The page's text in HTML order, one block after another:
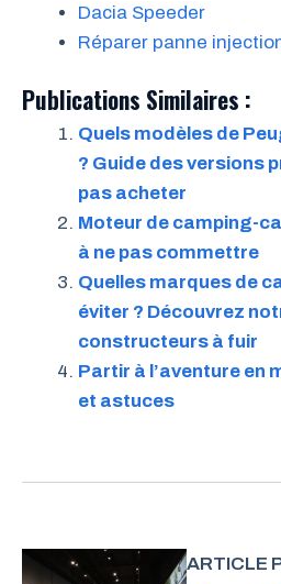
Dacia Speeder
Réparer panne
Publications Similaires :
Quels modèles de
? Guide des versions
pas acheter
Moteur de camping-
à ne pas commettre
Quelles marques de
éviter ? Découvrez
constructeurs à fuir
Partir à l’aventure en
et astuces
ARTICLE